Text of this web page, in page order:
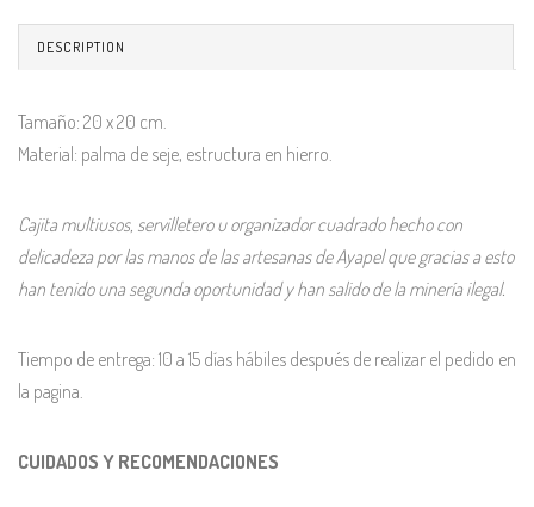
DESCRIPTION
Tamaño: 20 x 20 cm.
Material: palma de seje, estructura en hierro.
Cajita multiusos, servilletero u organizador cuadrado hecho con
delicadeza por las manos de las artesanas de Ayapel que gracias a esto
han tenido una segunda oportunidad y han salido de la minería ilegal.
Tiempo de entrega: 10 a 15 días hábiles después de realizar el pedido en
la pagina.
CUIDADOS Y RECOMENDACIONES